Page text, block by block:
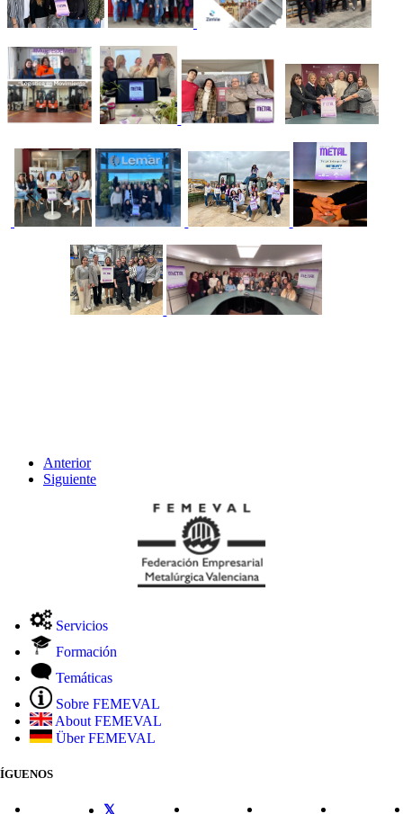
Anterior
Siguiente
Servicios
Formación
Temáticas
Sobre FEMEVAL
About FEMEVAL
Über FEMEVAL